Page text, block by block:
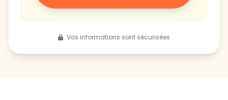
Vos informations sont sécurisées